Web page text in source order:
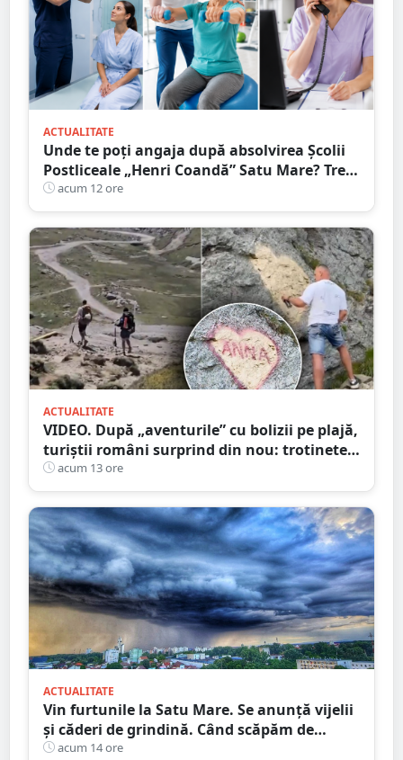
ACTUALITATE
Unde te poți angaja după absolvirea Școlii
Postliceale „Henri Coandă” Satu Mare? Trei
calificări medicale, numeroase oportunități
de carieră
acum 12 ore
ACTUALITATE
VIDEO. După „aventurile” cu bolizii pe plajă,
turiștii români surprind din nou: trotinete
pe Bucegi și declarații de dragoste pe stânci
acum 13 ore
ACTUALITATE
Vin furtunile la Satu Mare. Se anunță vijelii
și căderi de grindină. Când scăpăm de
caniculă
acum 14 ore